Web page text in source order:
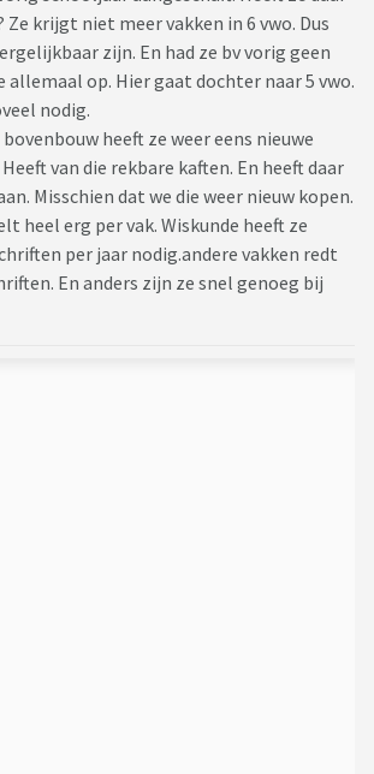
krijgt niet meer vakken in 6 vwo. Dus
zijn. En had ze bv vorig geen
allemaal op. Hier gaat dochter naar 5 vwo.
nodig.
heeft ze weer eens nieuwe
van die rekbare kaften. En heeft daar
Misschien dat we die weer nieuw kopen.
heel erg per vak. Wiskunde heeft ze
per jaar nodig.andere vakken redt
En anders zijn ze snel genoeg bij